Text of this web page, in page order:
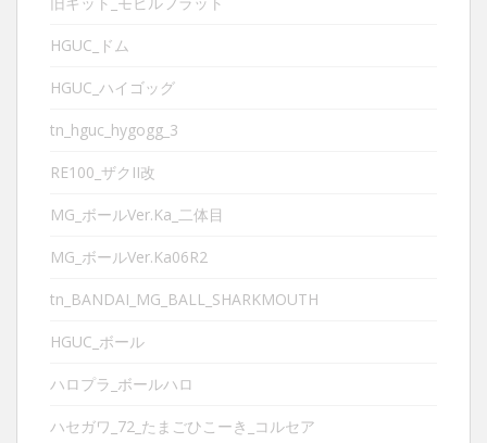
HGUC_ドム
HGUC_ハイゴッグ
tn_hguc_hygogg_3
RE100_ザクII改
MG_ボールVer.Ka_二体目
MG_ボールVer.Ka06R2
tn_BANDAI_MG_BALL_SHARKMOUTH
HGUC_ボール
ハロプラ_ボールハロ
ハセガワ_72_たまごひこーき_コルセア